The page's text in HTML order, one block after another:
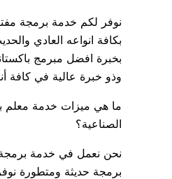
نوفر لكم خدمة برمجة
بكافة انواعه العادي
بخبرة افضل مبرمج
وذو خبرة عالية في كافة
ما هي ميزات خدمة معلم
الصناعية؟
نحن نعمل في خدمة برمجة
برمجة حديثة ومتطورة